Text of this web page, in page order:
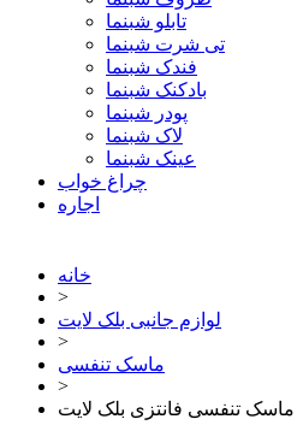
تابلو شبنما
تی شرت شبنما
فندک شبنما
بادکنک شبنما
پودر شبنما
لاک شبنما
عینک شبنما
چراغ خواب
اجاره
خانه
>
لوازم جانبی بلک لایت
>
ماسک تنفسی
>
ماسک تنفسی فانتزی بلک لایت